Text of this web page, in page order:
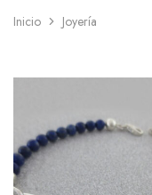
Inicio Joyería